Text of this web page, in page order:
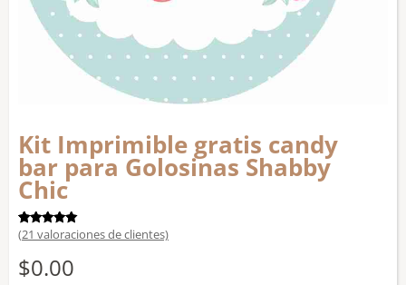
Kit Imprimible gratis candy
bar para Golosinas Shabby
Chic
Valorado
base a
21
valoraciones
(21 valoraciones de clientes)
$0.00